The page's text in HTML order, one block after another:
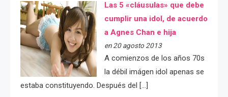
Las 5 «cláusulas» que debe
cumplir una idol, de acuerdo
a Agnes Chan e hija
en 20 agosto 2013
A comienzos de los años 70s
la débil imágen idol apenas se
estaba constituyendo. Después del […]